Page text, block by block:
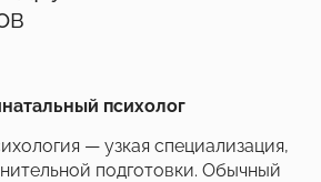
психолог
— узкая специализация,
подготовки. Обычный